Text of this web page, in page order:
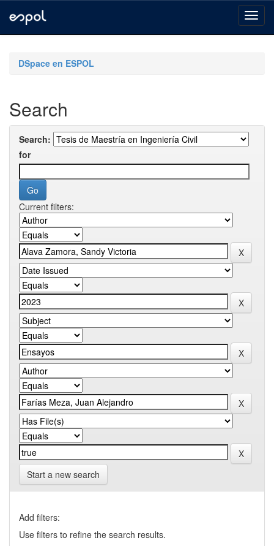
navigationDSpace en ESPOL
Search
Search:
for
Current filters:
Start a new search
Add filters:
Use filters to refine the search results.